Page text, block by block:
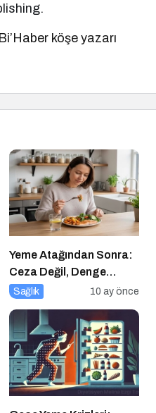
köşe yazarı
Yeme Atağından Sonra:
Ceza Değil, Denge
Zamanı
Sağlık 10 ay önce